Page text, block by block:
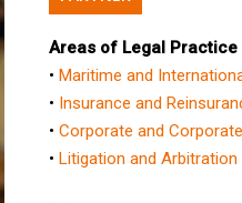
Areas of Legal Practice
•Maritime and
• Insurance and
•Corporate and
•Litigation and Arbitration